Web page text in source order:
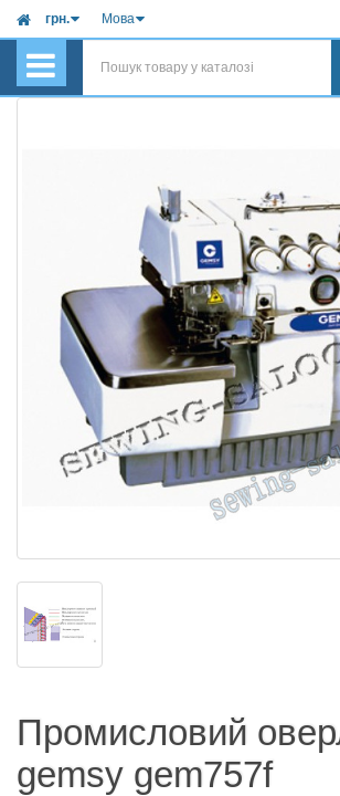
грн. Мова
0грн.
Промисловий
gemsy gem757f